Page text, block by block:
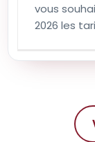
vous
2026 les